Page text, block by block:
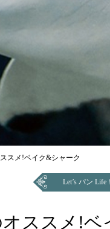
スメ!ベイク&シャーク
Let’s パン Life！
オススメ!